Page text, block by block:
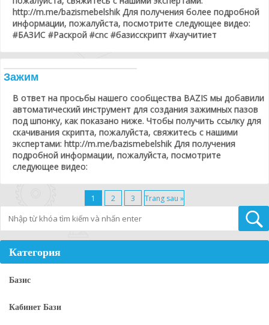
http://m.me/bazismebelshik Для получения более подробной
информации, пожалуйста, посмотрите следующее видео:
#БАЗИС #Раскрой #cnc #базисскрипт #хаучитиет
Зажим
В ответ на просьбы нашего сообщества BAZIS мы добавили
автоматический инструмент для создания зажимных пазов
под шпонку, как показано ниже. Чтобы получить ссылку для
скачивания скрипта, пожалуйста, свяжитесь с нашими
экспертами: http://m.me/bazismebelshik Для получения
подробной информации, пожалуйста, посмотрите
следующее видео:
1 2 3 Trang sau »
Категория
Базис
Кабинет Бази